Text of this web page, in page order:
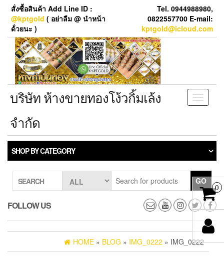
Skip
content
สั่งซื้อสินค้า Add Line ID :
@kptgold ( อย่าลืม @ นำหน้า
ด้่วยนะ )
Tel. 0944988980,
0822557700 E-mail:
kptgold@icloud.com
Toggle
บริษัท ห้างขายทองโง้วกิ้มเล้ง
จำกัด
SHOP BY CATEGORY
SEARCH GO
FOLLOW US
HOME » BLOG » IMG_0222 » IMG_0222
0